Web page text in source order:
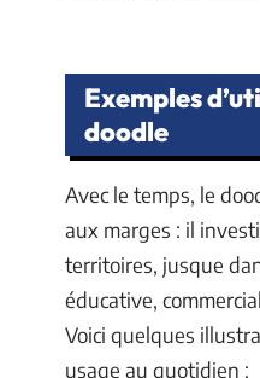
Exemples
doodle
Avec le temps, le
aux marges : il
territoires, jusque
éducative,
Voici quelques
usage au quotidien :